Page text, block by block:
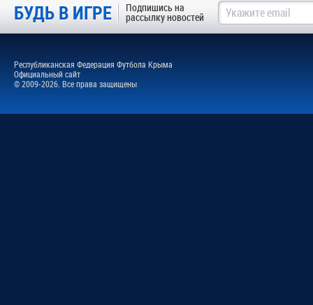
БУДЬ В ИГРЕ Подпишись на
рассылку новостей
Республиканская Федерация Футбола Крыма
Официальный сайт
© 2009-2026. Все права защищены